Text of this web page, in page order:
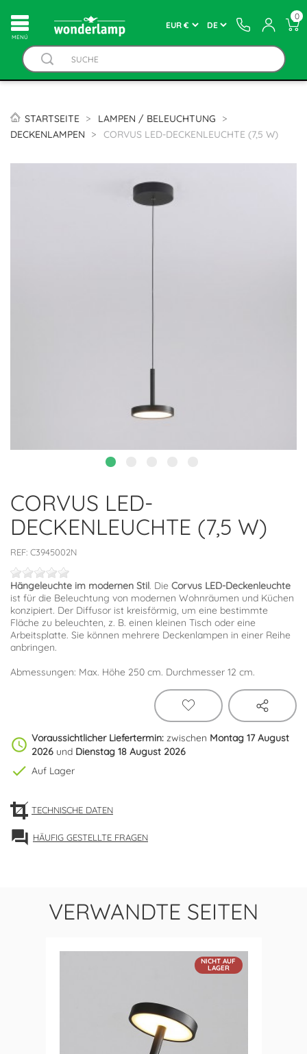
MENÚ
0
STARTSEITE
LAMPEN / BELEUCHTUNG
DECKENLAMPEN
CORVUS LED-DECKENLEUCHTE (7,5 W)
CORVUS LED-
DECKENLEUCHTE (7,5 W)
REF: C3945002N
Hängeleuchte im modernen Stil. Die Corvus LED-Deckenleuchte
ist für die Beleuchtung von modernen Wohnräumen und Küchen
konzipiert. Der Diffusor ist kreisförmig, um eine bestimmte
Fläche zu beleuchten, z. B. einen kleinen Tisch oder eine
Arbeitsplatte. Sie können mehrere Deckenlampen in einer Reihe
anbringen.
Abmessungen: Max. Höhe 250 cm. Durchmesser 12 cm.
schedule Voraussichtlicher Liefertermin: zwischen Montag 17 August
2026 und Dienstag 18 August 2026
check Auf Lager
TECHNISCHE DATEN
forum HÄUFIG GESTELLTE FRAGEN
VERWANDTE SEITEN
NICHT AUF
LAGER